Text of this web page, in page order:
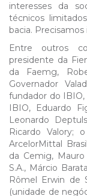
interesses da
técnicos
bacia.
Entre outros
presidente da
da Faemg,
Governador
fundador do
IBIO, Eduardo
Leonardo
Ricardo Valory;
ArcelorMittal
da Cemig,
S.A., Márcio
Rômel Erwin de
(unidade de